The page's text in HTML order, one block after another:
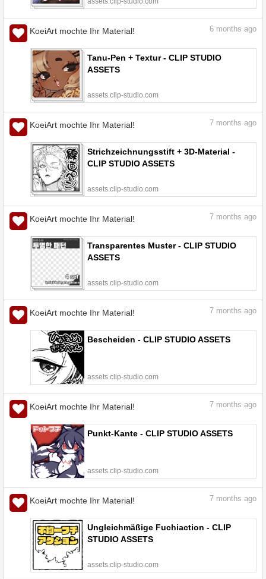
KoeiArt mochte Ihr Material! 6 months ago
Tanu-Pen + Textur - CLIP STUDIO
ASSETS
assets.clip-studio.com
KoeiArt mochte Ihr Material! 7 months ago
Strichzeichnungsstift + 3D-Material -
CLIP STUDIO ASSETS
assets.clip-studio.com
KoeiArt mochte Ihr Material! 7 months ago
Transparentes Muster - CLIP STUDIO
ASSETS
assets.clip-studio.com
KoeiArt mochte Ihr Material! 7 months ago
Bescheiden - CLIP STUDIO ASSETS
assets.clip-studio.com
KoeiArt mochte Ihr Material! 7 months ago
Punkt-Kante - CLIP STUDIO ASSETS
assets.clip-studio.com
KoeiArt mochte Ihr Material! 7 months ago
Ungleichmäßige Fuchiaction - CLIP
STUDIO ASSETS
assets.clip-studio.com